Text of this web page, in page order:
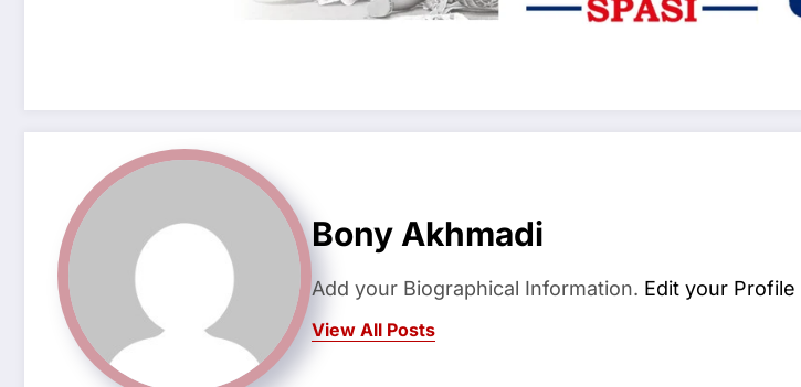
Bony Akhmadi
Add your Biographical Information. Edit your Profile
View All Posts